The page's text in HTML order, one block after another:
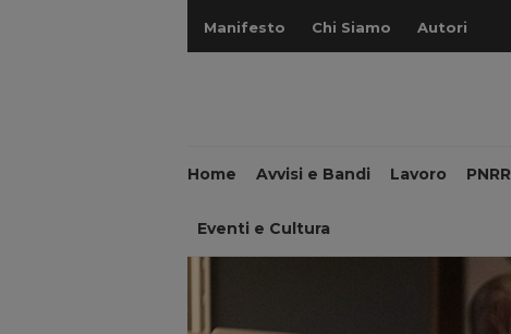
Manifesto Chi Siamo Autori
Home Avvisi e Bandi Lavoro PNRR
Eventi e Cultura